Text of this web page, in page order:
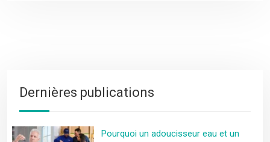
Dernières publications
Pourquoi un adoucisseur eau et un